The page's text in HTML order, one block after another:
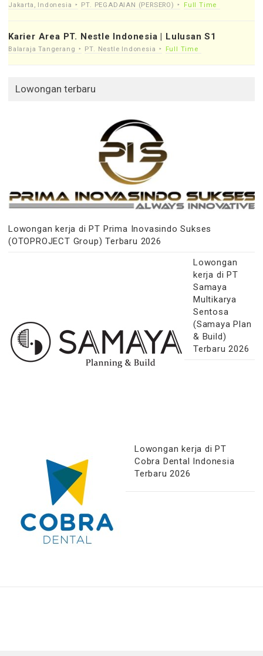
Jakarta, Indonesia PT. PEGADAIAN (PERSERO) Full Time
Karier Area PT. Nestle Indonesia | Lulusan S1
Balaraja Tangerang PT. Nestle Indonesia Full Time
Lowongan terbaru
Lowongan kerja di PT Prima Inovasindo Sukses
(OTOPROJECT Group) Terbaru 2026
Lowongan
kerja di PT
Samaya
Multikarya
Sentosa
(Samaya Plan
& Build)
Terbaru 2026
Lowongan kerja di PT
Cobra Dental Indonesia
Terbaru 2026